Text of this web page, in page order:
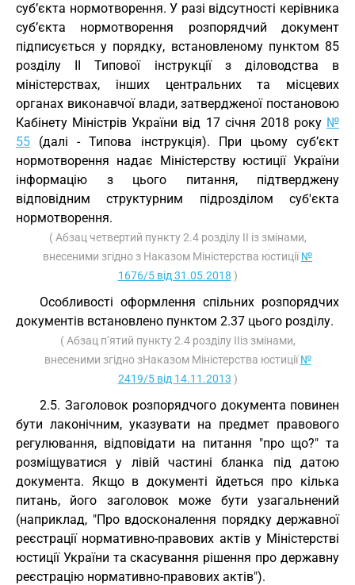
суб’єкта нормотворення. У разі відсутності керівника
суб’єкта нормотворення розпорядчий документ
підписується у порядку, встановленому пунктом 85
розділу ІІ Типової інструкції з діловодства в
міністерствах, інших центральних та місцевих
органах виконавчої влади, затвердженої постановою
Кабінету Міністрів України від 17 січня 2018 року №
55 (далі - Типова інструкція). При цьому суб’єкт
нормотворення надає Міністерству юстиції України
інформацію з цього питання, підтверджену
відповідним структурним підрозділом суб'єкта
нормотворення.
( Абзац четвертий пункту 2.4 розділу II із змінами,
внесеними згідно з Наказом Міністерства юстиції№
1676/5 від 31.05.2018 )
Особливості оформлення спільних розпорядчих
документів встановлено пунктом 2.37 цього розділу.
( Абзац п’ятий пункту 2.4 розділу ІІіз змінами,
внесеними згідно зНаказом Міністерства юстиції№
2419/5 від 14.11.2013 )
2.5. Заголовок розпорядчого документа повинен
бути лаконічним, указувати на предмет правового
регулювання, відповідати на питання "про що?" та
розміщуватися у лівій частині бланка під датою
документа. Якщо в документі йдеться про кілька
питань, його заголовок може бути узагальнений
(наприклад, "Про вдосконалення порядку державної
реєстрації нормативно-правових актів у Міністерстві
юстиції України та скасування рішення про державну
реєстрацію нормативно-правових актів").